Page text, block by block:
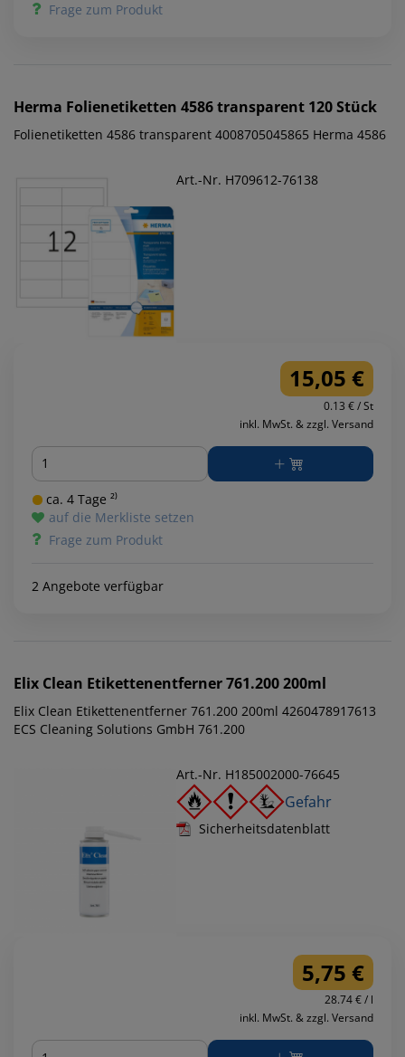
Frage zum Produkt
Herma Folienetiketten 4586 transparent 120 Stück
Folienetiketten 4586 transparent 4008705045865 Herma 4586
Art.-Nr. H709612-76138
15,05 €
0.13 € / St
inkl. MwSt. & zzgl. Versand
Menge
ca. 4 Tage ²⁾
auf die Merkliste setzen
Frage zum Produkt
2 Angebote verfügbar
Elix Clean Etikettenentferner 761.200 200ml
Elix Clean Etikettenentferner 761.200 200ml 4260478917613
ECS Cleaning Solutions GmbH 761.200
Art.-Nr. H185002000-76645
Gefahr
Sicherheitsdatenblatt
5,75 €
28.74 € / l
inkl. MwSt. & zzgl. Versand
Menge